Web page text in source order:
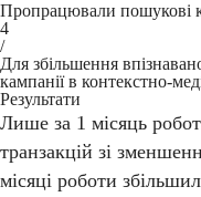
Пропрацювали пошукові
4
/
Для збільшення
кампанії в контекстно-
Результати
Лише за 1 місяць
транзакцій зі
місяці роботи